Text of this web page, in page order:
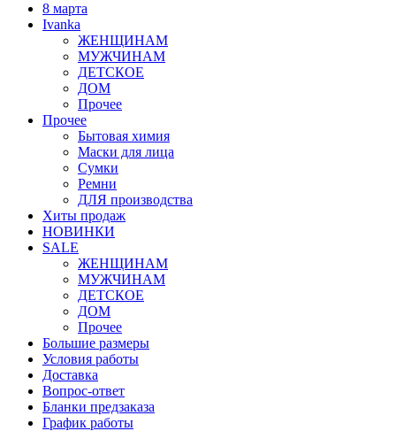
8 марта
Ivanka
ЖЕНЩИНАМ
МУЖЧИНАМ
ДЕТСКОЕ
ДОМ
Прочее
Прочее
Бытовая химия
Маски для лица
Сумки
Ремни
ДЛЯ производства
Хиты продаж
НОВИНКИ
SALE
ЖЕНЩИНАМ
МУЖЧИНАМ
ДЕТСКОЕ
ДОМ
Прочее
Большие размеры
Условия работы
Доставка
Вопрос-ответ
Бланки предзаказа
График работы